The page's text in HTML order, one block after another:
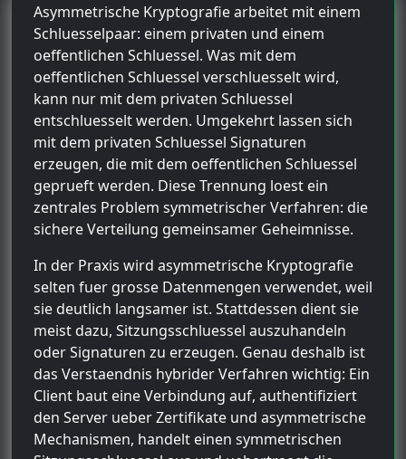
Asymmetrische Kryptografie arbeitet mit einem
Schluesselpaar: einem privaten und einem
oeffentlichen Schluessel. Was mit dem
oeffentlichen Schluessel verschluesselt wird,
kann nur mit dem privaten Schluessel
entschluesselt werden. Umgekehrt lassen sich
mit dem privaten Schluessel Signaturen
erzeugen, die mit dem oeffentlichen Schluessel
geprueft werden. Diese Trennung loest ein
zentrales Problem symmetrischer Verfahren: die
sichere Verteilung gemeinsamer Geheimnisse.
In der Praxis wird asymmetrische Kryptografie
selten fuer grosse Datenmengen verwendet, weil
sie deutlich langsamer ist. Stattdessen dient sie
meist dazu, Sitzungsschluessel auszuhandeln
oder Signaturen zu erzeugen. Genau deshalb ist
das Verstaendnis hybrider Verfahren wichtig: Ein
Client baut eine Verbindung auf, authentifiziert
den Server ueber Zertifikate und asymmetrische
Mechanismen, handelt einen symmetrischen